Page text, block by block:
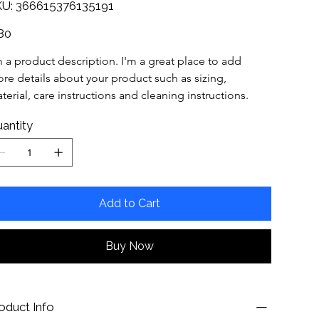
SKU
366615376135191
366615376135191
a product description. I'm a great place to add
details about your product such as sizing,
care instructions and cleaning instructions.
Add to Cart
Buy Now
Info